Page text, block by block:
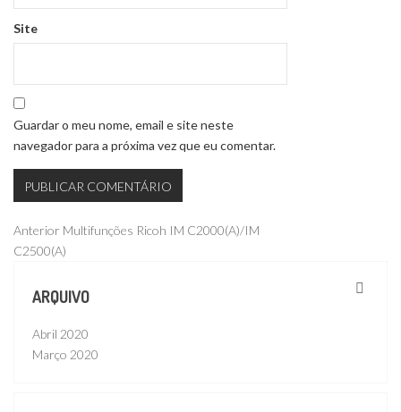
Site
Guardar o meu nome, email e site neste
navegador para a próxima vez que eu comentar.
Navegação
de
artigos
Publicação
anterior
Anterior Multifunções Ricoh IM C2000(A)/IM
C2500(A)
ARQUIVO
Abril 2020
Março 2020